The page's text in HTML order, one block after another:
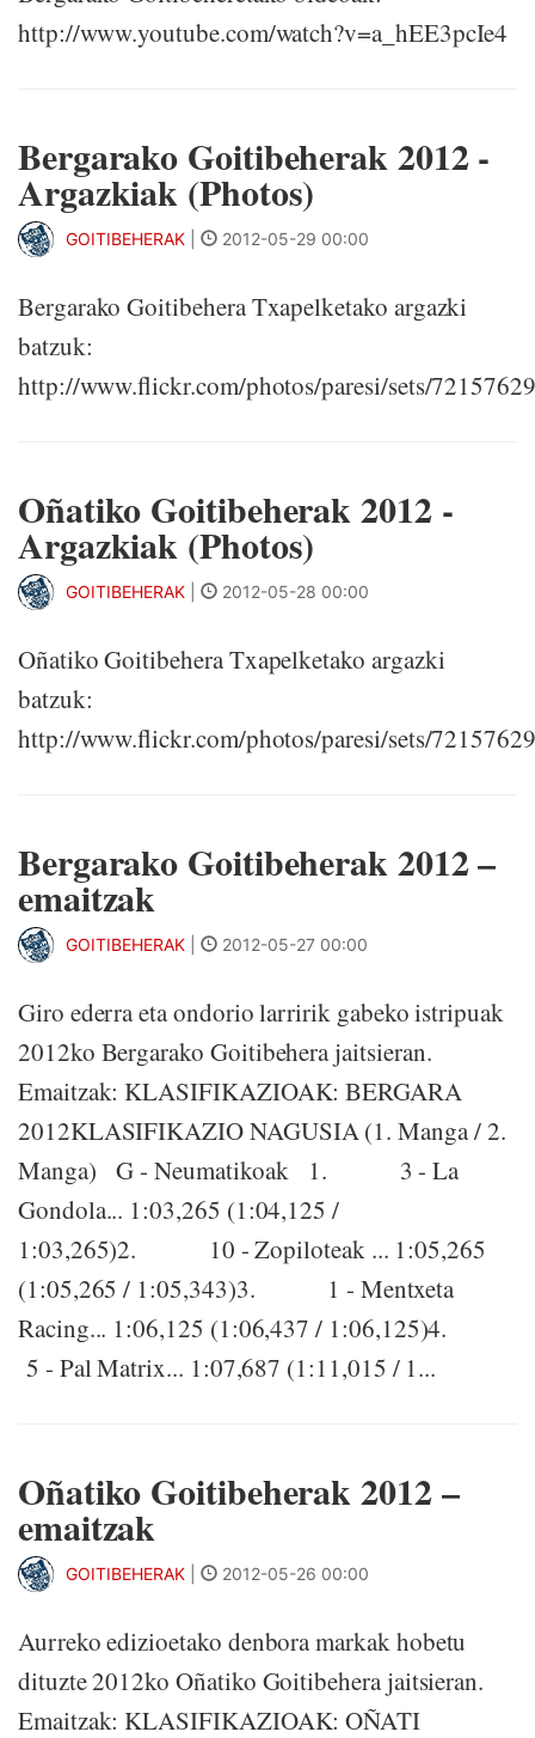
http://www.youtube.com/watch?v=a_hEE3pcIe4
Bergarako Goitibeherak 2012 -
Argazkiak (Photos)
GOITIBEHERAK 2012-05-29 00:00
Bergarako Goitibehera Txapelketako argazki
batzuk:
http://www.flickr.com/photos/paresi/sets/
Oñatiko Goitibeherak 2012 -
Argazkiak (Photos)
GOITIBEHERAK 2012-05-28 00:00
Oñatiko Goitibehera Txapelketako argazki
batzuk:
http://www.flickr.com/photos/paresi/sets/
Bergarako Goitibeherak 2012 –
emaitzak
GOITIBEHERAK 2012-05-27 00:00
Giro ederra eta ondorio larririk gabeko istripuak
2012ko Bergarako Goitibehera jaitsieran.
Emaitzak: KLASIFIKAZIOAK: BERGARA
2012KLASIFIKAZIO NAGUSIA (1. Manga / 2.
Manga) G - Neumatikoak 1. 3 - La
Gondola... 1:03,265 (1:04,125 /
1:03,265)2. 10 - Zopiloteak ... 1:05,265
(1:05,265 / 1:05,343)3. 1 - Mentxeta
Racing... 1:06,125 (1:06,437 / 1:06,125)4.
5 - Pal Matrix... 1:07,687 (1:11,015 / 1...
Oñatiko Goitibeherak 2012 –
emaitzak
GOITIBEHERAK 2012-05-26 00:00
Aurreko edizioetako denbora markak hobetu
dituzte 2012ko Oñatiko Goitibehera jaitsieran.
Emaitzak: KLASIFIKAZIOAK: OÑATI